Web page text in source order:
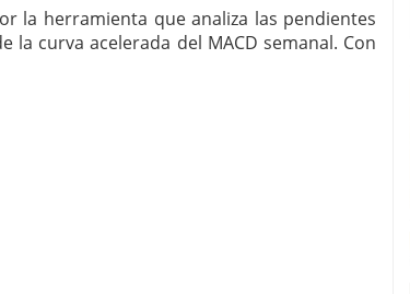
eToro febrero 24, 2014
de los valores de IBEX35 a m?ximos
la herramienta que analiza las pendientes
la curva acelerada del MACD semanal. Con